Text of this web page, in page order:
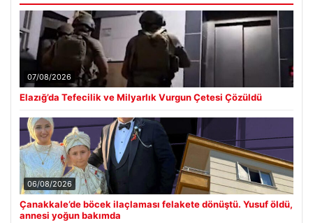
07/08/2026
Elazığ’da Tefecilik ve Milyarlık Vurgun Çetesi Çözüldü
06/08/2026
Çanakkale’de böcek ilaçlaması felakete dönüştü. Yusuf öldü,
annesi yoğun bakımda